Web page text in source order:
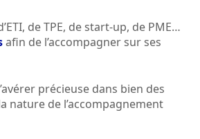
de TPE, de start-up, de PME…
afin de l’accompagner sur ses
précieuse dans bien des
nature de l’accompagnement